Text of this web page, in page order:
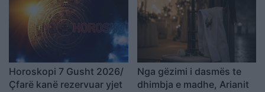
Horoskopi 7 Gusht 2026/
Çfarë kanë rezervuar yjet
Nga gëzimi i dasmës te
dhimbja e madhe, Arianit